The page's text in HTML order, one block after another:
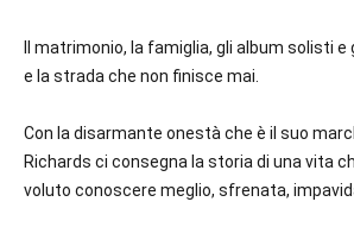
Il matrimonio, la famiglia, gli album solisti e
e la strada che non finisce mai.
Con la disarmante onestà che è il suo
Richards ci consegna la storia di una vita
voluto conoscere meglio, sfrenata,